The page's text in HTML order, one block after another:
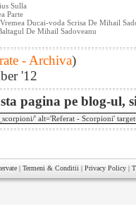
Sulla
Parte
Ducai-voda Scrisa De Mihail
De Mihail Sadoveanu
- Archiva)
'12
pagina pe blog-ul,
| Termeni & Conditii | Privacy Policy |